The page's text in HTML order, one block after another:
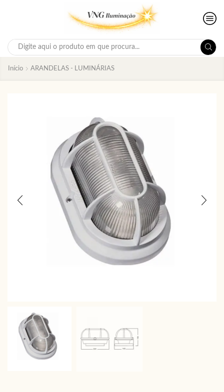
Search
Início ARANDELAS - LUMINÁRIAS